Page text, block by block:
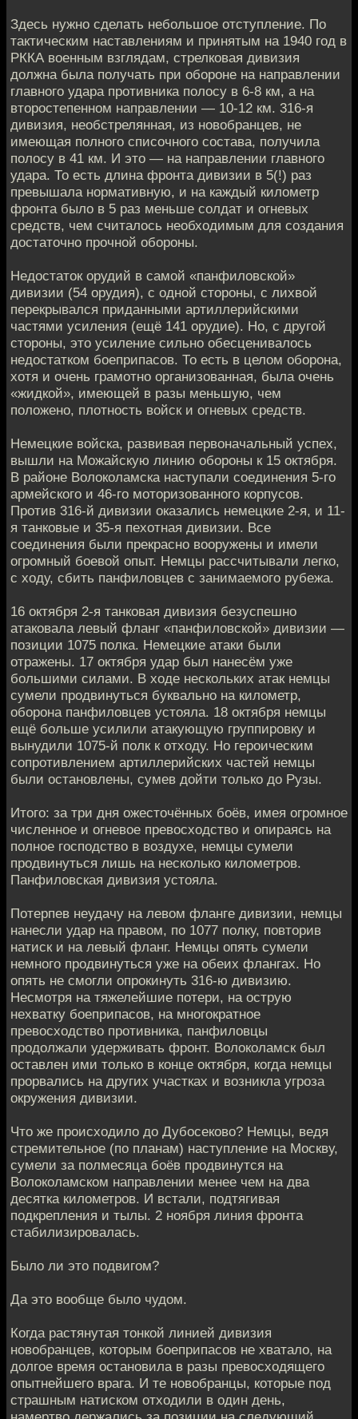
Здесь нужно сделать небольшое отступление. По
тактическим наставлениям и принятым на 1940 год в
РККА военным взглядам, стрелковая дивизия
должна была получать при обороне на направлении
главного удара противника полосу в 6-8 км, а на
второстепенном направлении — 10-12 км. 316-я
дивизия, необстрелянная, из новобранцев, не
имеющая полного списочного состава, получила
полосу в 41 км. И это — на направлении главного
удара. То есть длина фронта дивизии в 5(!) раз
превышала нормативную, и на каждый километр
фронта было в 5 раз меньше солдат и огневых
средств, чем считалось необходимым для создания
достаточно прочной обороны.
Недостаток орудий в самой «панфиловской»
дивизии (54 орудия), с одной стороны, с лихвой
перекрывался приданными артиллерийскими
частями усиления (ещё 141 орудие). Но, с другой
стороны, это усиление сильно обесценивалось
недостатком боеприпасов. То есть в целом оборона,
хотя и очень грамотно организованная, была очень
«жидкой», имеющей в разы меньшую, чем
положено, плотность войск и огневых средств.
Немецкие войска, развивая первоначальный успех,
вышли на Можайскую линию обороны к 15 октября.
В районе Волоколамска наступали соединения 5-го
армейского и 46-го моторизованного корпусов.
Против 316-й дивизии оказались немецкие 2-я, и 11-
я танковые и 35-я пехотная дивизии. Все
соединения были прекрасно вооружены и имели
огромный боевой опыт. Немцы рассчитывали легко,
с ходу, сбить панфиловцев с занимаемого рубежа.
16 октября 2-я танковая дивизия безуспешно
атаковала левый фланг «панфиловской» дивизии —
позиции 1075 полка. Немецкие атаки были
отражены. 17 октября удар был нанесём уже
большими силами. В ходе нескольких атак немцы
сумели продвинуться буквально на километр,
оборона панфиловцев устояла. 18 октября немцы
ещё больше усилили атакующую группировку и
вынудили 1075-й полк к отходу. Но героическим
сопротивлением артиллерийских частей немцы
были остановлены, сумев дойти только до Рузы.
Итого: за три дня ожесточённых боёв, имея огромное
численное и огневое превосходство и опираясь на
полное господство в воздухе, немцы сумели
продвинуться лишь на несколько километров.
Панфиловская дивизия устояла.
Потерпев неудачу на левом фланге дивизии, немцы
нанесли удар на правом, по 1077 полку, повторив
натиск и на левый фланг. Немцы опять сумели
немного продвинуться уже на обеих флангах. Но
опять не смогли опрокинуть 316-ю дивизию.
Несмотря на тяжелейшие потери, на острую
нехватку боеприпасов, на многократное
превосходство противника, панфиловцы
продолжали удерживать фронт. Волоколамск был
оставлен ими только в конце октября, когда немцы
прорвались на других участках и возникла угроза
окружения дивизии.
Что же происходило до Дубосеково? Немцы, ведя
стремительное (по планам) наступление на Москву,
сумели за полмесяца боёв продвинутся на
Волоколамском направлении менее чем на два
десятка километров. И встали, подтягивая
подкрепления и тылы. 2 ноября линия фронта
стабилизировалась.
Было ли это подвигом?
Да это вообще было чудом.
Когда растянутая тонкой линией дивизия
новобранцев, которым боеприпасов не хватало, на
долгое время остановила в разы превосходящего
опытнейшего врага. И те новобранцы, которые под
страшным натиском отходили в один день,